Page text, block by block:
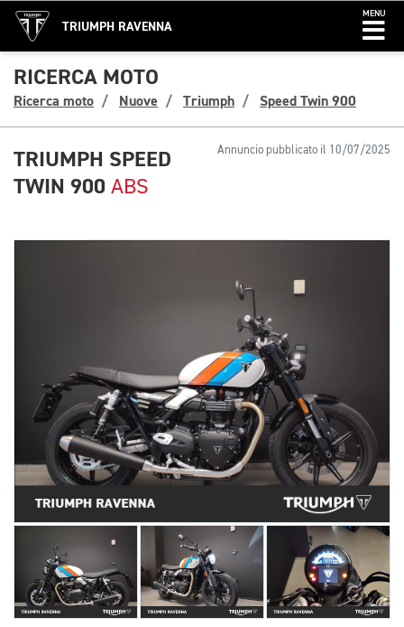
TRIUMPH RAVENNA
MENU
RICERCA MOTO
Ricerca moto Nuove Triumph Speed Twin 900
Annuncio pubblicato il 10/07/2025
TRIUMPH SPEED
TWIN 900 ABS